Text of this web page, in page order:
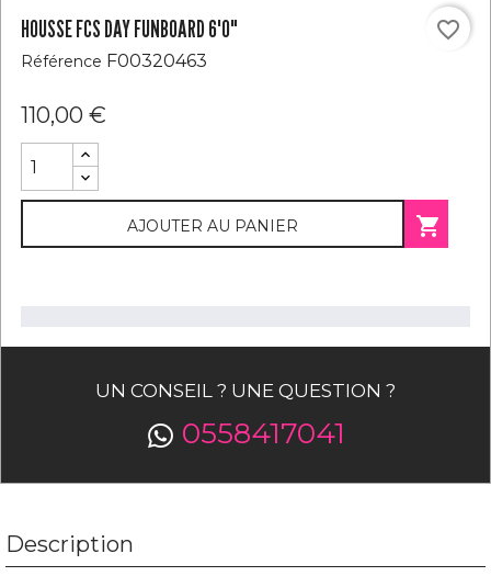
HOUSSE FCS DAY FUNBOARD 6'0"
Référence F00320463
110,00 €
AJOUTER AU PANIER 
favorite_border
UN CONSEIL ? UNE QUESTION ?
0558417041
Description